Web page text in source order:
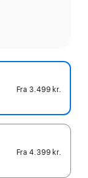
Fra 3.499 kr.
Fra4.399 kr.